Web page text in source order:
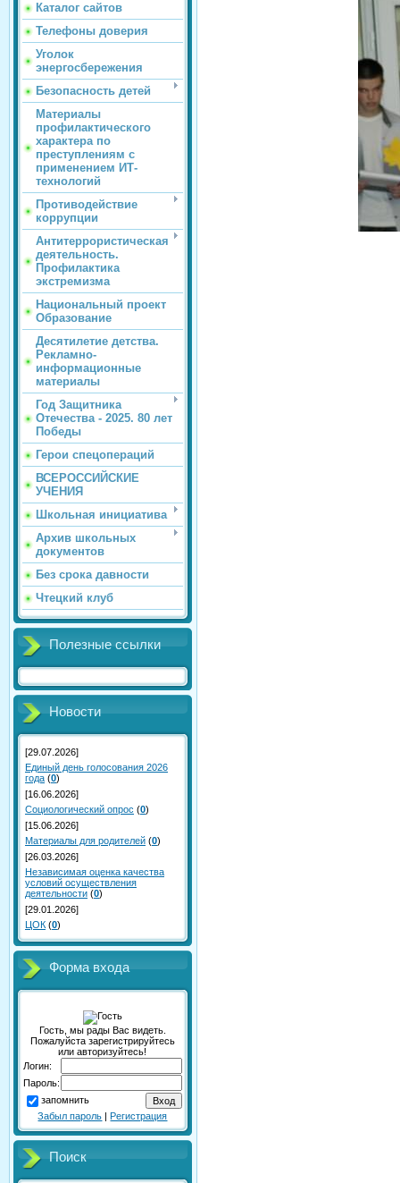
Каталог сайтов
Телефоны доверия
Уголок
энергосбережения
Безопасность детей
Материалы
профилактического
характера по
преступлениям с
применением ИТ-
технологий
Противодействие
коррупции
Антитеррористическая
деятельность.
Профилактика
экстремизма
Национальный проект
Образование
Десятилетие детства.
Рекламно-
информационные
материалы
Год Защитника
Отечества - 2025. 80 лет
Победы
Герои спецопераций
ВСЕРОССИЙСКИЕ
УЧЕНИЯ
Школьная инициатива
Архив школьных
документов
Без срока давности
Чтецкий клуб
Полезные ссылки
Новости
[29.07.2026]
Единый день голосования 2026
года (0)
[16.06.2026]
Социологический опрос (0)
[15.06.2026]
Материалы для родителей (0)
[26.03.2026]
Независимая оценка качества
условий осуществления
деятельности (0)
[29.01.2026]
ЦОК (0)
Форма входа
Гость, мы рады Вас видеть.
Пожалуйста зарегистрируйтесь
или авторизуйтесь!
Логин:
Пароль:
запомнить
Забыл пароль |Регистрация
Поиск